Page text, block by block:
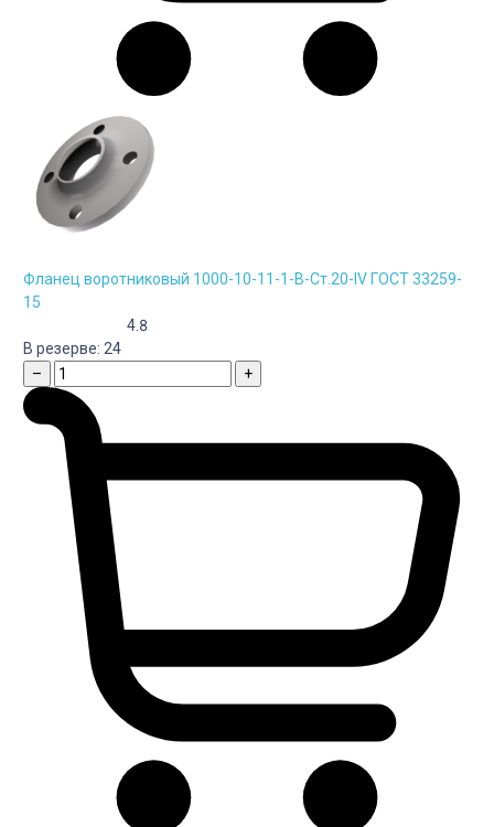
Фланец воротниковый 1000-10-11-1-B-Cт.20-IV ГОСТ 33259-
15
4.8
В резерве: 24
–
+